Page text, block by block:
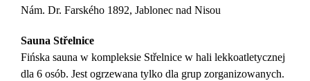
Nám. Dr. Farského 1892, Jablonec nad Nisou
Sauna Střelnice
Fińska sauna w kompleksie Střelnice w hali lekkoatletycznej
dla 6 osób. Jest ogrzewana tylko dla grup zorganizowanych.